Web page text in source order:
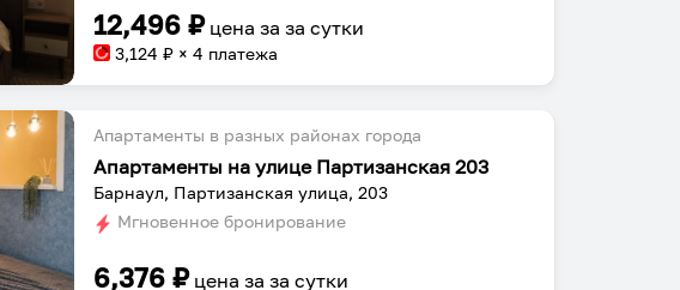
12,496 ₽ цена заза сутки
3,124 ₽ × 4 платежа
Апартаменты в разных районах города
Апартаменты на улице Партизанская 203
Барнаул, Партизанская улица, 203
Мгновенное бронирование
6,376 ₽ цена заза сутки